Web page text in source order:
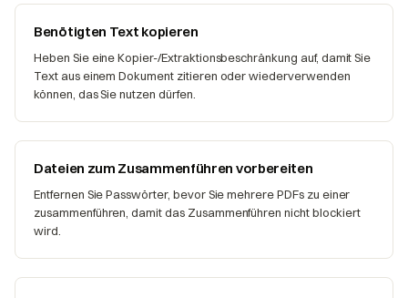
Benötigten Text kopieren
Heben Sie eine Kopier-/Extraktionsbeschränkung auf, damit Sie
Text aus einem Dokument zitieren oder wiederverwenden
können, das Sie nutzen dürfen.
Dateien zum Zusammenführen vorbereiten
Entfernen Sie Passwörter, bevor Sie mehrere PDFs zu einer
zusammenführen, damit das Zusammenführen nicht blockiert
wird.